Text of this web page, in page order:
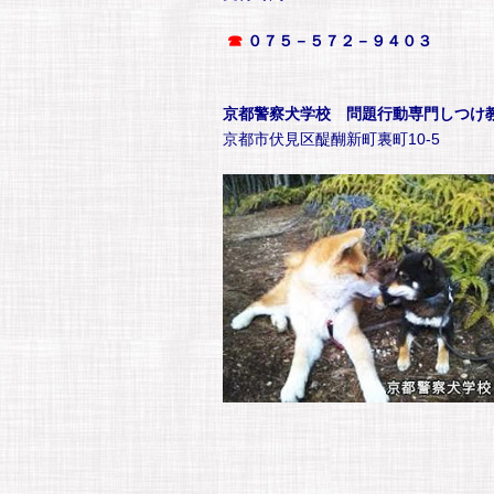
☎ ０７５－５７２－９４０３
京都警察犬学校 問題行動専門しつけ
京都市伏見区醍醐新町裏町10-5